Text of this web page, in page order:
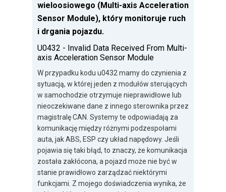
wieloosiowego (Multi-axis Acceleration
Sensor Module), który monitoruje ruch
i drgania pojazdu.
U0432 - Invalid Data Received From Multi-
axis Acceleration Sensor Module
W przypadku kodu u0432 mamy do czynienia z
sytuacją, w której jeden z modułów sterujących
w samochodzie otrzymuje nieprawidłowe lub
nieoczekiwane dane z innego sterownika przez
magistralę CAN. Systemy te odpowiadają za
komunikację między różnymi podzespołami
auta, jak ABS, ESP czy układ napędowy. Jeśli
pojawia się taki błąd, to znaczy, że komunikacja
została zakłócona, a pojazd może nie być w
stanie prawidłowo zarządzać niektórymi
funkcjami. Z mojego doświadczenia wynika, że